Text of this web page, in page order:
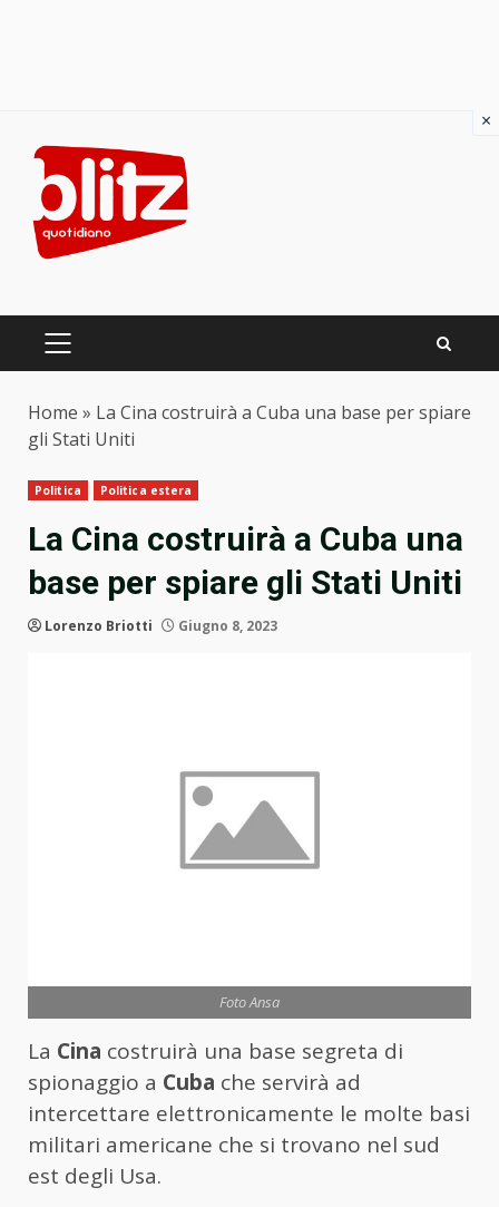
content
PRIMARY
Home » La Cina costruirà a Cuba una base per spiare
gli Stati Uniti
Politica Politica estera
La Cina costruirà a Cuba una
base per spiare gli Stati Uniti
Lorenzo Briotti Giugno 8, 2023
Foto Ansa
La Cina costruirà una base segreta di
spionaggio a Cuba che servirà ad
intercettare elettronicamente le molte basi
militari americane che si trovano nel sud
est degli Usa.
×